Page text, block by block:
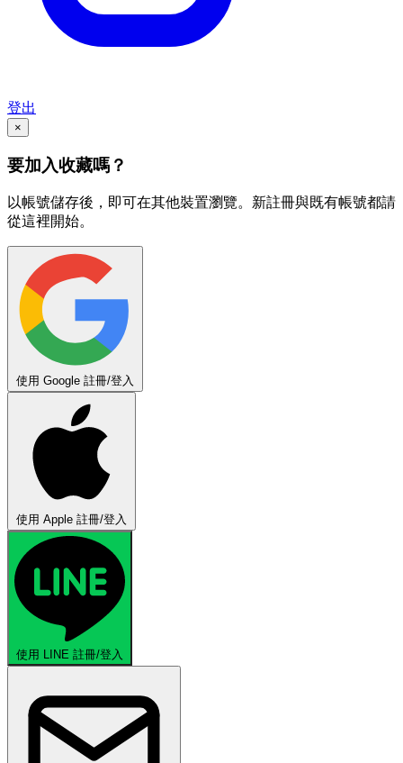
登出
×
要加入收藏嗎？
以帳號儲存後，即可在其他裝置瀏覽。新註冊與既有帳號都請
從這裡開始。
使用 Google 註冊/登入
使用 Apple 註冊/登入
使用 LINE 註冊/登入